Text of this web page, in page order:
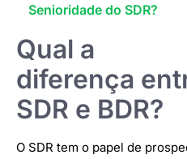
Senioridade do SDR?
Qual a
diferença
SDR e BDR?
O SDR tem o papel de